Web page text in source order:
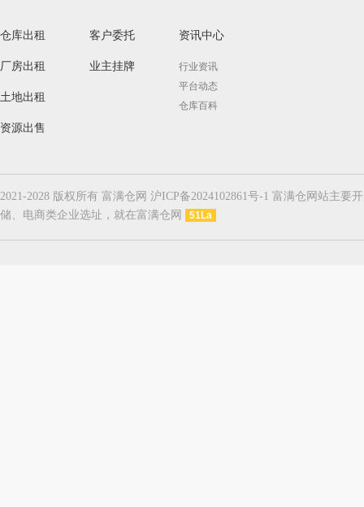
仓库出租
厂房出租
土地出租
资源出售
客户委托
业主挂牌
资讯中心
行业资讯
平台动态
仓库百科
2021-2028 版权所有 富满仓网 沪ICP备2024102861号-1 富满仓网站主
储、电商类企业选址，就在富满仓网
51La